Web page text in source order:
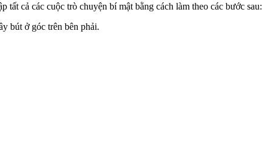
cả các cuộc trò chuyện bí mật bằng cách làm theo các bước sau:
bút ở góc trên bên phải.